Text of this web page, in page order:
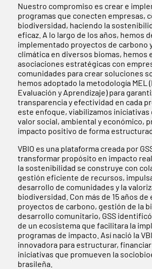
Nuestro compromiso es crear e
programas que conecten empresas,
biodiversidad, haciendo la
eficaz. A lo largo de los años, hemos
implementado proyectos de carbono
climática en diversos biomas, hemos
asociaciones estratégicas con
comunidades para crear soluciones
hemos adoptado la metodología MEL
Evaluación y Aprendizaje) para
transparencia y efectividad en cada
este enfoque, viabilizamos iniciativas
valor social, ambiental y económico,
impacto positivo de forma
VBIO es una plataforma creada por
transformar propósito en impacto
la sostenibilidad se construye con
gestión eficiente de recursos,
desarrollo de comunidades y la
biodiversidad. Con más de 15 años
proyectos de carbono, gestión de la
desarrollo comunitario, GSS
de un ecosistema que facilitara la
programas de impacto. Así nació la
innovadora para estructurar,
iniciativas que promueven la
brasileña.